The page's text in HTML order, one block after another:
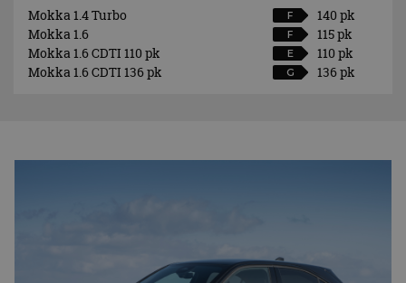
Mokka 1.4 Turbo
F
140 pk
Mokka 1.6
F
115 pk
Mokka 1.6 CDTI 110 pk
E
110 pk
Mokka 1.6 CDTI 136 pk
G 136 pk